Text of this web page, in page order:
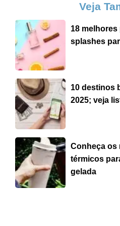
Veja
18
splashes
10 destinos
2025; veja
Conheça os
térmicos
gelada